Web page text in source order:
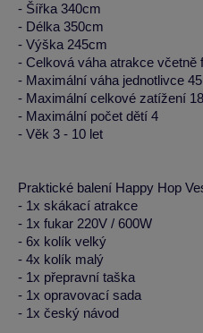
- Šířka 340cm
- Délka 350cm
- Výška 245cm
- Celková váha atrakce včetně
- Maximální váha jednotlivce
- Maximální celkové zatížení
- Maximální počet dětí 4
- Věk 3 - 10 let
Praktické balení Happy Hop
- 1x skákací atrakce
- 1x fukar 220V / 600W
- 6x kolík velký
- 4x kolík malý
- 1x přepravní taška
- 1x opravovací sada
- 1x český návod